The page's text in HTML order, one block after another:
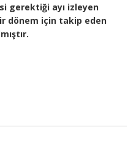
gerektiği ayı izleyen
dönem için takip eden